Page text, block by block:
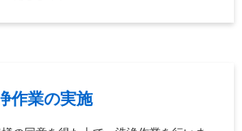
作業の実施